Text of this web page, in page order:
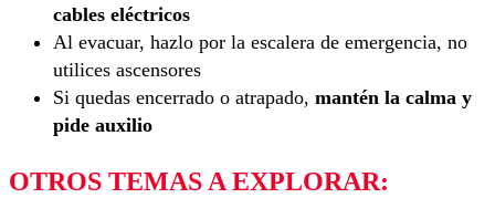
cables eléctricos
Al evacuar, hazlo por la escalera de emergencia, no
utilices ascensores
Si quedas encerrado o atrapado, mantén la calma y
pide auxilio
OTROS TEMAS A EXPLORAR: